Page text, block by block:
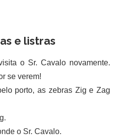
e listras
o Sr. Cavalo novamente.
se verem!
porto, as zebras Zig e Zag
o Sr. Cavalo.